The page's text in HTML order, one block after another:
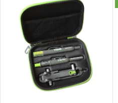
Meistverkauft
Alphabetisch